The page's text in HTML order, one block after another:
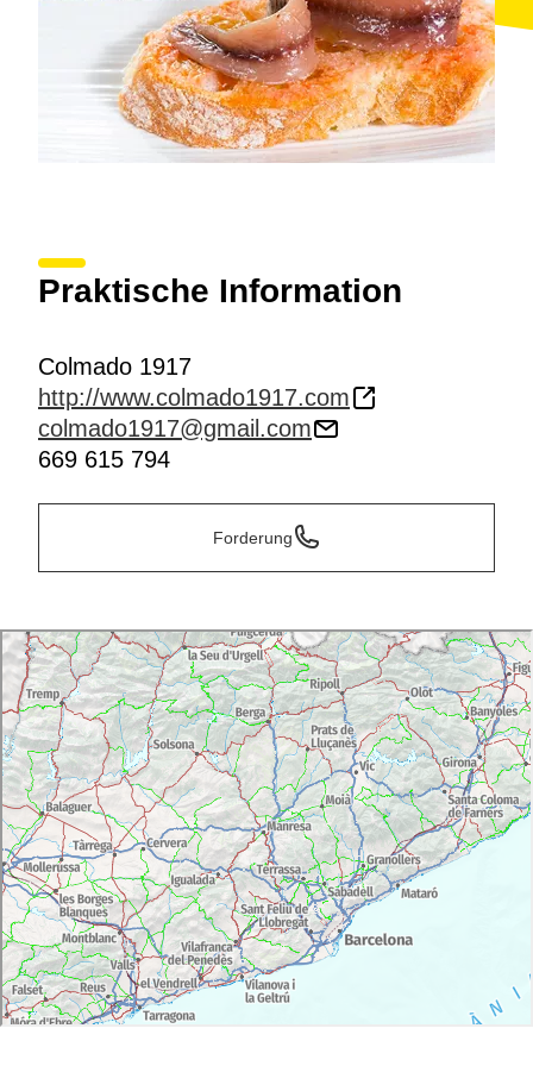
Praktische Information
Colmado 1917
http://www.colmado1917.com
colmado1917@gmail.com
669 615 794
Forderung